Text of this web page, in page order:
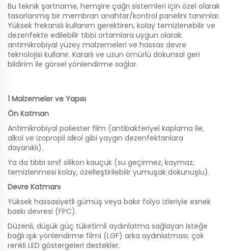
Bu teknik şartname, hemşire çağrı sistemleri için özel olarak
tasarlanmış bir membran anahtar/kontrol panelini tanımlar.
Yüksek frekanslı kullanım gerektiren, kolay temizlenebilir ve
dezenfekte edilebilir tıbbi ortamlara uygun olarak
antimikrobiyal yüzey malzemeleri ve hassas devre
teknolojisi kullanır. Kararlı ve uzun ömürlü dokunsal geri
bildirim ile görsel yönlendirme sağlar.
1 Malzemeler ve Yapısı
Ön Katman
Antimikrobiyal poliester film (antibakteriyel kaplama ile,
alkol ve izopropil alkol gibi yaygın dezenfektanlara
dayanıklı).
Ya da tıbbi sınıf silikon kauçuk (su geçirmez, kaymaz,
temizlenmesi kolay, özelleştirilebilir yumuşak dokunuşlu).
Devre Katmanı
Yüksek hassasiyetli gümüş veya bakır folyo izleriyle esnek
baskı devresi (FPC).
Düzenli, düşük güç tüketimli aydınlatma sağlayan isteğe
bağlı ışık yönlendirme filmi (LGF) arka aydınlatması; çok
renkli LED göstergeleri destekler.